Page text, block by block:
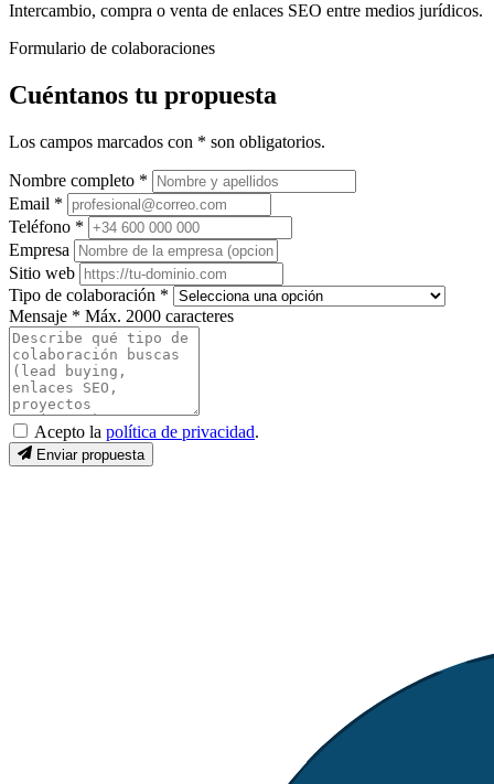
Intercambio, compra o venta de enlaces SEO entre medios jurídicos.
Formulario de colaboraciones
Cuéntanos tu propuesta
Los campos marcados con * son obligatorios.
Nombre completo *
Email *
Teléfono *
Empresa
Sitio web
Tipo de colaboración *
Mensaje * Máx. 2000 caracteres
Acepto la política de privacidad.
Enviar propuesta